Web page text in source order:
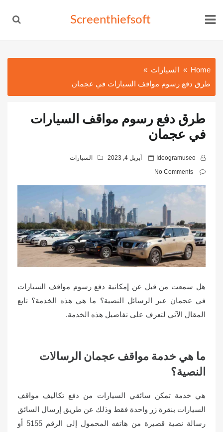
Screenthiefsoft
Home
السيارات
طرق دفع رسوم مواقف السيارات في عجمان
طرق دفع رسوم مواقف السيارات
في عجمان
Ideogramuseo
P
o
n
أبريل 4, 2023
السيارات
No Comments
هل سمعت من قبل عن إمكانية دفع رسوم مواقف السيارات
في عجمان عبر الرسائل النصية؟ ما هي هذه الخدمة؟ تابع
المقال الآتي لتعرف على تفاصيل هذه الخدمة.
ما هي خدمة مواقف عجمان الرسالات
النصية؟
هي خدمة تمكن سائقي السيارات من دفع تكاليف مواقف
السيارات بنقرة زر واحدة فقط وذلك عن طريق إرسال السائق
رسالة نصية قصيرة من هاتفه المحمول إلى الرقم 5155 أو